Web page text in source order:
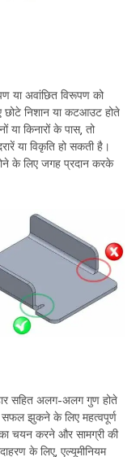
या अवांछित विरूपण को
छोटे निशान या कटआउट होते
किनारों के पास, तो
या विकृति हो सकती है।
के लिए जगह प्रदान करके
सहित अलग-अलग गुण होते
सफल झुकने के लिए महत्वपूर्ण
चयन करने और सामग्री की
के लिए, एल्यूमीनियम